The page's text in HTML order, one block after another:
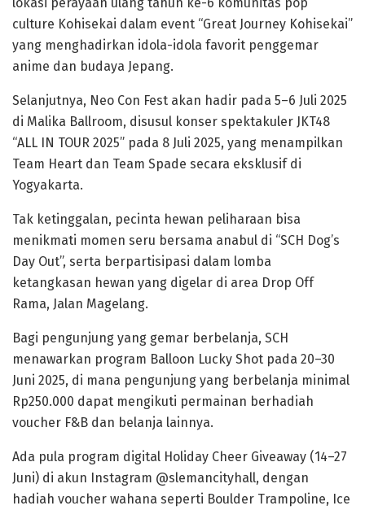
culture Kohisekai dalam event “Great Journey Kohisekai”
yang menghadirkan idola-idola favorit penggemar
anime dan budaya Jepang.
Selanjutnya, Neo Con Fest akan hadir pada 5–6 Juli 2025
di Malika Ballroom, disusul konser spektakuler JKT48
“ALL IN TOUR 2025” pada 8 Juli 2025, yang menampilkan
Team Heart dan Team Spade secara eksklusif di
Yogyakarta.
Tak ketinggalan, pecinta hewan peliharaan bisa
menikmati momen seru bersama anabul di “SCH Dog’s
Day Out”, serta berpartisipasi dalam lomba
ketangkasan hewan yang digelar di area Drop Off
Rama, Jalan Magelang.
Bagi pengunjung yang gemar berbelanja, SCH
menawarkan program Balloon Lucky Shot pada 20–30
Juni 2025, di mana pengunjung yang berbelanja minimal
Rp250.000 dapat mengikuti permainan berhadiah
voucher F&B dan belanja lainnya.
Ada pula program digital Holiday Cheer Giveaway (14–27
Juni) di akun Instagram @slemancityhall, dengan
hadiah voucher wahana seperti Boulder Trampoline, Ice